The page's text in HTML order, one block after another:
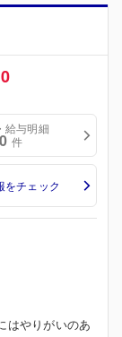
給与明細
0 件
をチェック
はやりがいのあ